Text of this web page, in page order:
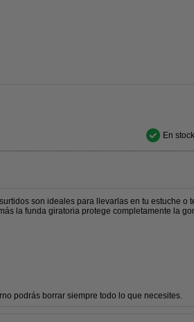
En stock
son ideales para llevarlas en tu estuche o
la funda giratoria protege completamente la
podrás borrar siempre todo lo que necesites.